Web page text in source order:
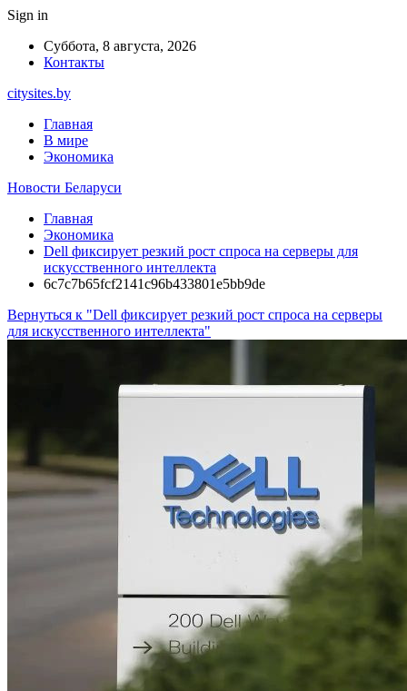
Sign in
Суббота, 8 августа, 2026
Контакты
citysites.by
Главная
В мире
Экономика
Новости Беларуси
Главная
Экономика
Dell фиксирует резкий рост спроса на серверы для
искусственного интеллекта
6c7c7b65fcf2141c96b433801e5bb9de
Вернуться к "Dell фиксирует резкий рост спроса на серверы
для искусственного интеллекта"